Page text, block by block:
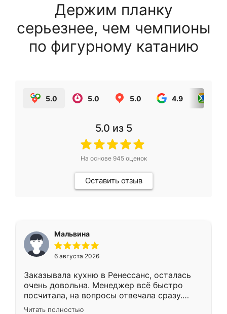
Держим планку
серьезнее, чем чемпионы
по фигурному катанию
5.0 5.0 5.0 4.9
5.0 из 5
На основе 945оценок
Оставить отзыв
Мальвина
6 августа 2026
Заказывала кухню в Ренессанс, осталась
очень довольна. Менеджер всё быстро
посчитала, на вопросы отвечала сразу.
Замерщик приехал в субботу, подошёл к
Читать полностью